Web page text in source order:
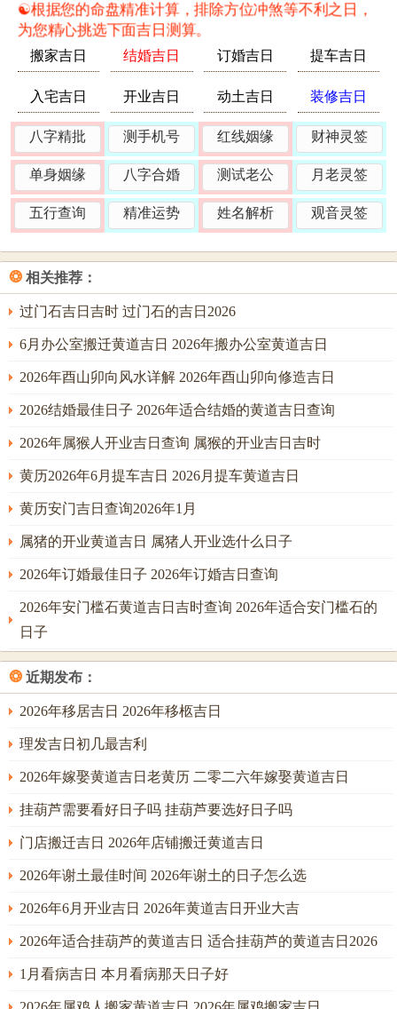
午时(11：00-12：59)
申时(15：00-16：59)
酉时(17：00-18：59)
先生说：此日为收日。有收获，收成之意。乙木坐酉金，木
金相克，然乙木柔顺，酉金刚锐，得日主之助。乙酉日与年
柱丙午，天干乙木生丙火，地支酉金克午火，有火金相战之
象，幸得九月戌土通关，火生土，土生金，反成相生之势。
宜出行，交易，纳财大吉，惟冲兔，属鼠者无妨，可放心利
用。吉时多聚于水，木、金旺之时利子水命人。
2、阳历2026年9月4日
【农】：七月廿三
【星期】：星期五
【干支】：丙戌日
【宜】：祭祀、沐浴、解除、破屋、坏垣、余事勿取
【忌】：开光、安葬
【冲】：冲龙(庚辰)煞北
【吉神方位】：喜神西南，财神正西
未时(13：00-14：59)
戌时(19：00-20：59)
先生说：此日为平日。平稳无波；丙火坐戌土，火炎土燥至
极；丙戌日，天干丙火为岁君，地支戌土为月建，与年柱午
火三合火局，火势冲天对于属鼠水命之人克耗极重，故是日
事发生，宜在车内放置纯净水，取其「水制火」之意，以平
衡气场；若非命主八字中水势极旺或喜火，此日非首选。
3、阳历2026年9月6日
【农】：七月廿五
【星期】：星期日
【干支】：戊子日
【宜】：祭祀、沐浴、修饰垣墙、平治道涂、余事勿取
☯️根据您的命盘精准计算，排除方位冲煞等不利之日，
为您精心挑选下面吉日测算。
搬家吉日 结婚吉日 订婚吉日 提车吉日
入宅吉日 开业吉日 动土吉日 装修吉日
八字精批 测手机号 红线姻缘 财神灵签
单身姻缘 八字合婚 测试老公 月老灵签
五行查询 精准运势 姓名解析 观音灵签
❂ 相关推荐：
过门石吉日吉时 过门石的吉日2026
6月办公室搬迁黄道吉日 2026年搬办公室黄道吉日
2026年酉山卯向风水详解 2026年酉山卯向修造吉日
2026结婚最佳日子 2026年适合结婚的黄道吉日查询
2026年属猴人开业吉日查询 属猴的开业吉日吉时
黄历2026年6月提车吉日 2026月提车黄道吉日
黄历安门吉日查询2026年1月
属猪的开业黄道吉日 属猪人开业选什么日子
2026年订婚最佳日子 2026年订婚吉日查询
2026年安门槛石黄道吉日吉时查询 2026年适合安门槛石的
日子
❂ 近期发布：
2026年移居吉日 2026年移柩吉日
理发吉日初几最吉利
2026年嫁娶黄道吉日老黄历 二零二六年嫁娶黄道吉日
挂葫芦需要看好日子吗 挂葫芦要选好日子吗
门店搬迁吉日 2026年店铺搬迁黄道吉日
2026年谢土最佳时间 2026年谢土的日子怎么选
2026年6月开业吉日 2026年黄道吉日开业大吉
2026年适合挂葫芦的黄道吉日 适合挂葫芦的黄道吉日2026
1月看病吉日 本月看病那天日子好